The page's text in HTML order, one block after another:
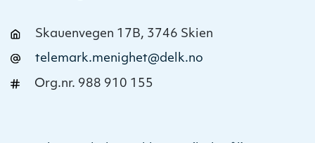
Skauenvegen 17B, 3746 Skien
telemark.menighet@delk.no
Org.nr. 988 910 155